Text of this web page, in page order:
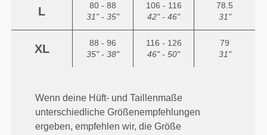
L
80 - 88
31" - 35"
106 - 116
42" - 46"
78.5
31"
XL
88 - 96
35" - 38"
116 - 126
46" - 50"
79
31"
Wenn deine Hüft- und Taillenmaße
unterschiedliche Größenempfehlungen
ergeben, empfehlen wir, die Größe